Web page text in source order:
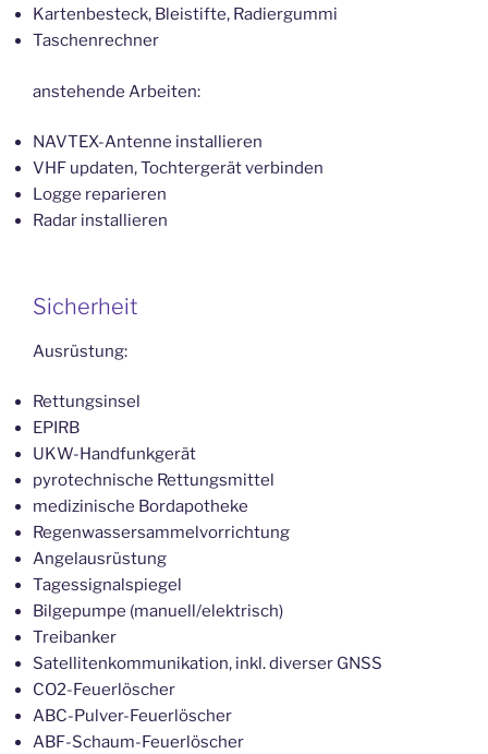
Kartenbesteck, Bleistifte, Radiergummi
Taschenrechner
anstehende Arbeiten:
NAVTEX-Antenne installieren
VHF updaten, Tochtergerät verbinden
Logge reparieren
Radar installieren
Sicherheit
Ausrüstung:
Rettungsinsel
EPIRB
UKW-Handfunkgerät
pyrotechnische Rettungsmittel
medizinische Bordapotheke
Regenwassersammelvorrichtung
Angelausrüstung
Tagessignalspiegel
Bilgepumpe (manuell/elektrisch)
Treibanker
Satellitenkommunikation, inkl. diverser GNSS
CO2-Feuerlöscher
ABC-Pulver-Feuerlöscher
ABF-Schaum-Feuerlöscher